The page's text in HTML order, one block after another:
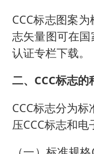
CCC标志图案
志矢量图可在
认证专栏下载。
二、CCC标志的
CCC标志分为
压CCC标志和电